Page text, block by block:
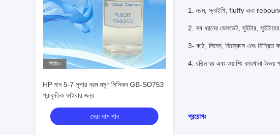
ভিডিও
HP মান 5-7 সুপার নরম মসৃণ সিলিকন GB-SO753
প্রাকৃতিক ফাইবার জন্য
সেরা দাম পান
1. নরম, স্লাইপি, fluffy এবং rebound
2. সব ধরনের ভেলভেট, সুইটার,
3- কাঠ, লিনেন, ভিস্কোস এবং মিশ্রিত
4. রঙিন ঘর এবং ওয়াশিং কারখানা উভয়
প্রয়োগঃ